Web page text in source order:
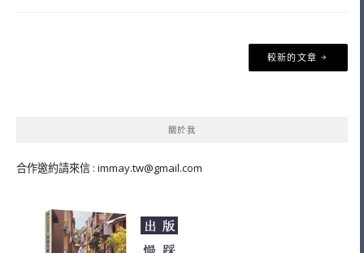
較新的文章
關於我
合作邀約請來信 : immay.tw@gmail.com